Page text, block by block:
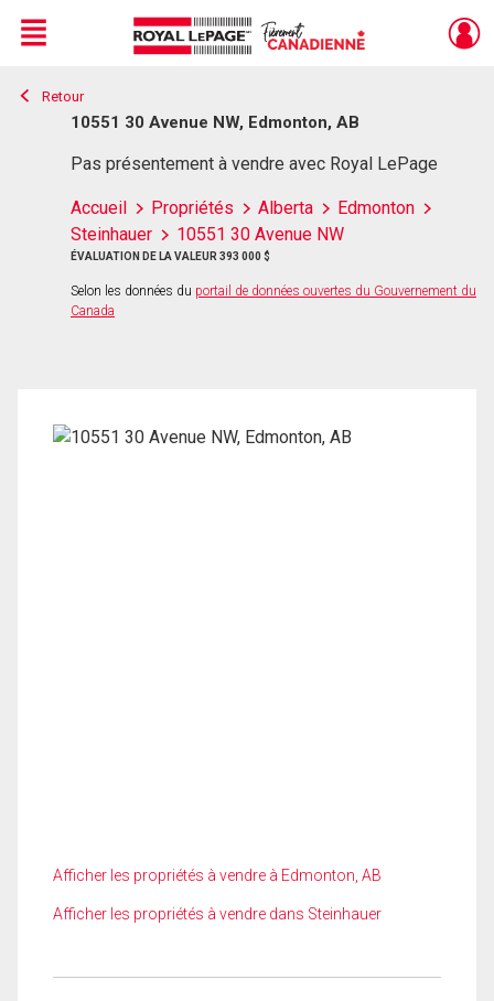
Live
En Direct
Menu
Retour
10551 30 Avenue NW, Edmonton, AB
Pas présentement à vendre avec Royal LePage
Accueil Propriétés Alberta
Edmonton
Steinhauer
10551 30 Avenue NW
ÉVALUATION DE LA VALEUR 393 000 $
Selon les données du portail de données ouvertes du Gouvernement du
Canada
Afficher les propriétés à vendre à Edmonton, AB
Afficher les propriétés à vendre dans Steinhauer